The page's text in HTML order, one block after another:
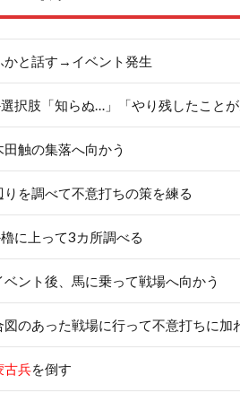
かと話す→イベント発生
択肢「知らぬ…」「やり残したことが
田触の集落へ向かう
りを調べて不意打ちの策を練る
に上って3カ所調べる
ベント後、馬に乗って戦場へ向かう
図のあった戦場に行って不意打ちに加
古兵を倒す